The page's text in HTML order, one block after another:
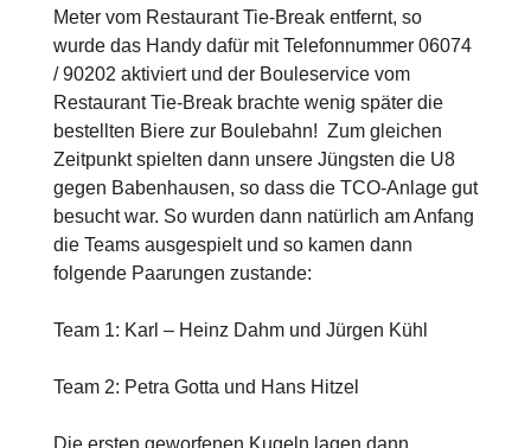
Meter vom Restaurant Tie-Break entfernt, so
wurde das Handy dafür mit Telefonnummer 06074
/ 90202 aktiviert und der Bouleservice vom
Restaurant Tie-Break brachte wenig später die
bestellten Biere zur Boulebahn! Zum gleichen
Zeitpunkt spielten dann unsere Jüngsten die U8
gegen Babenhausen, so dass die TCO-Anlage gut
besucht war. So wurden dann natürlich am Anfang
die Teams ausgespielt und so kamen dann
folgende Paarungen zustande:
Team 1: Karl – Heinz Dahm und Jürgen Kühl
Team 2: Petra Gotta und Hans Hitzel
Die ersten geworfenen Kugeln lagen dann